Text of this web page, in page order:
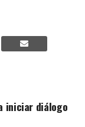
iniciar diálogo